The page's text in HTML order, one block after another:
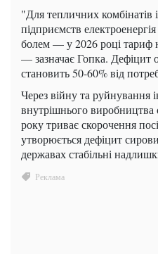
"Для тепличних комбінатів
підприємств
болем — у 2026 році тариф
— зазначає Гопка. Дефіцит
становить 50-60% від
Через війну та руйнування
внутрішнього виробництва
року триває скорочення
утворюється дефіцит
державах стабільні